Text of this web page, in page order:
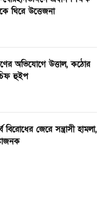
ঘিরে উত্তেজনা
অভিযোগে উত্তাল, কঠোর
হুইপ
বিরোধের জেরে সন্ত্রাসী হামলা,